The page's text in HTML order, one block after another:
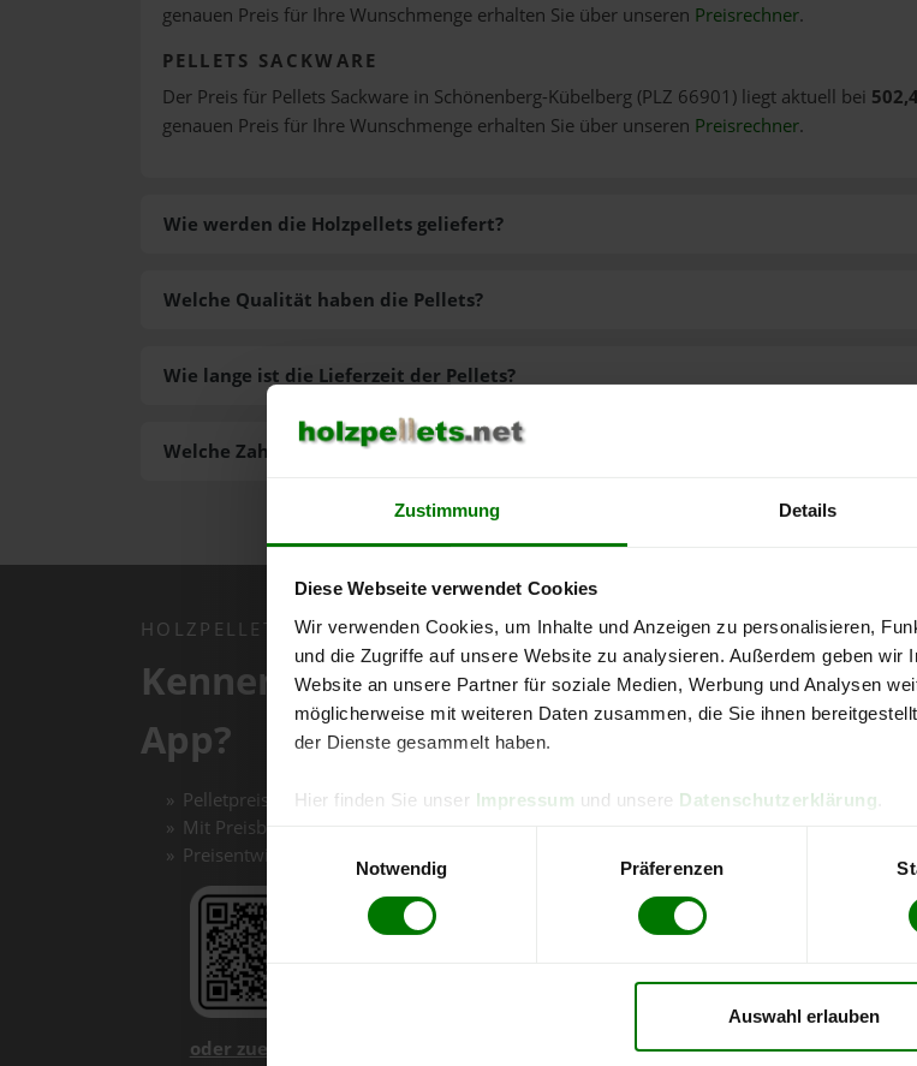
Zustimmung Details
Diese Webseite verwendet Cookies
Wir verwenden Cookies, um Inhalte und Anzeigen zu personalisieren,
und die Zugriffe auf unsere Website zu analysieren. Außerdem geben wir
Website an unsere Partner für soziale Medien, Werbung und Analysen
möglicherweise mit weiteren Daten zusammen, die Sie ihnen
der Dienste gesammelt haben.
Hier finden Sie unser Impressum und unsere Datenschutzerklärung
Notwendig
Präferenzen
Auswahl erlauben
genauen Preis für Ihre Wunschmenge erhalten Sie über unseren Preisrechner.
PELLETS SACKWARE
Der Preis für Pellets Sackware in Schönenberg-Kübelberg (PLZ 66901) liegt aktuell bei
genauen Preis für Ihre Wunschmenge erhalten Sie über unseren Preisrechner.
Wie werden die Holzpellets geliefert?
Welche Zahlungsarten gibt es?
Welche Qualität haben die Pellets?
Wie lange ist die Lieferzeit der Pellets?
HOLZPELLETS.NET APP
Kennen Sie schon unsere kostenlose
App?
Pelletpreise mit einem Klick vergleichen und direkt online bestellen
Mit Preisbenachrichtigungen immer auf dem aktuellen Stand
Preisentwicklungen im Chart einfach nachverfolgen
oder zuerst mehr über unsere App erfahren